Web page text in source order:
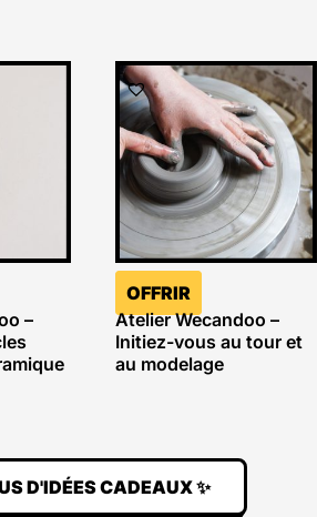
–
OFFRIR
Atelier Wecandoo –
Initiez-vous au tour et
au modelage
D'IDÉES CADEAUX ✨